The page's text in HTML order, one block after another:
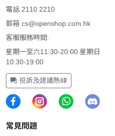
電話 2110 2210
郵箱 cs@openshop.com.hk
客服服務時間:
星期一至六11:30-20:00 星期日
10:30-19:00
投訴及建議熱線
常見問題